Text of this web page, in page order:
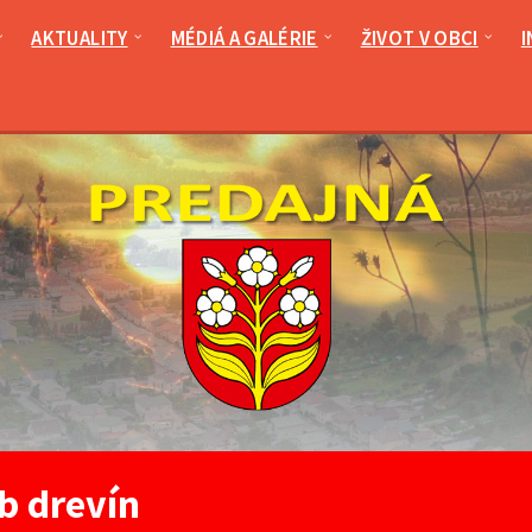
AKTUALITY MÉDIÁ A GALÉRIE ŽIVOT V OBCI
drevín